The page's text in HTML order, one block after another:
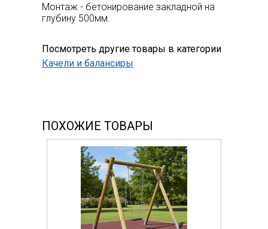
Монтаж - бетонирование закладной на
глубину 500мм.
Посмотреть другие товары в категории
Качели и балансиры
ПОХОЖИЕ ТОВАРЫ